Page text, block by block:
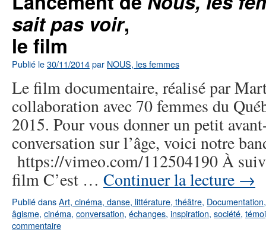
sait pas voir,
le film
Publié le30/11/2014par NOUS, les femmes
Le film documentaire, réalisé par
collaboration avec 70 femmes du
2015. Pour vous donner un petit
conversation sur l’âge, voici notre
https://vimeo.com/112504190 À
film C’est … Continuer la lecture →
Publié dansArt, cinéma, danse, littérature, théâtre, Documentation
âgisme, cinéma, conversation, échanges, inspiration, société,
commentaire